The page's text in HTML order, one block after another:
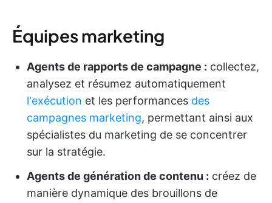
Équipes marketing
Agents de rapports de campagne : collectez,
analysez et résumez automatiquement
l'exécution et les performances des
campagnes marketing, permettant ainsi aux
spécialistes du marketing de se concentrer
sur la stratégie.
Agents de génération de contenu : créez de
manière dynamique des brouillons de